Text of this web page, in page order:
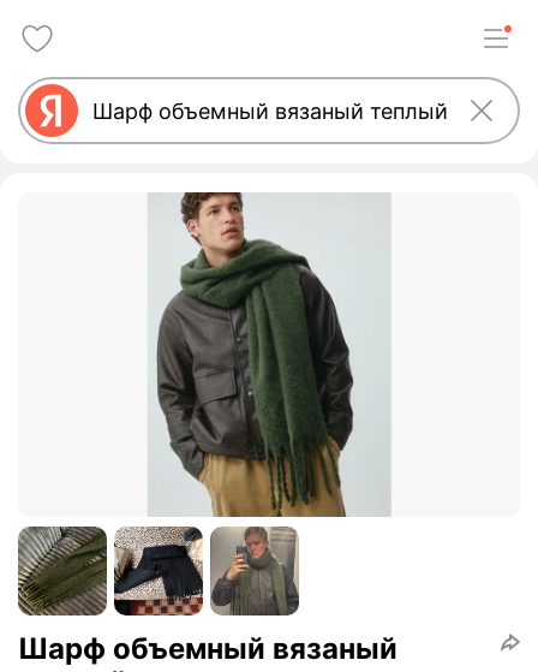
Шарф объемный вязаный